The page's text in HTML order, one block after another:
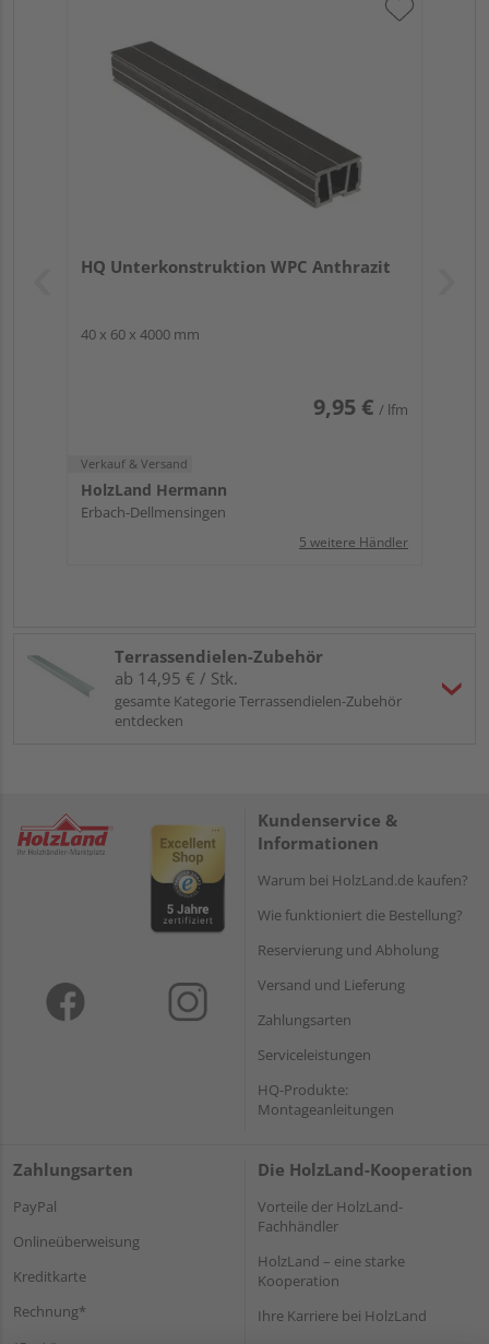
HQ Unterkonstruktion WPC Anthrazit
40 x 60 x 4000 mm
9,95 € / lfm
Verkauf & Versand
HolzLand Hermann
Erbach-Dellmensingen
5 weitere Händler
Terrassendielen-Zubehör
ab 14,95 € / Stk.
gesamte Kategorie Terrassendielen-Zubehör
entdecken
Kundenservice &
Informationen
Warum bei HolzLand.de kaufen?
Wie funktioniert die Bestellung?
Reservierung und Abholung
Versand und Lieferung
Zahlungsarten
Serviceleistungen
HQ-Produkte:
Montageanleitungen
Zahlungsarten
PayPal
Onlineüberweisung
Kreditkarte
Rechnung*
Die HolzLand-Kooperation
Vorteile der HolzLand-
Fachhändler
HolzLand – eine starke
Kooperation
Ihre Karriere bei HolzLand